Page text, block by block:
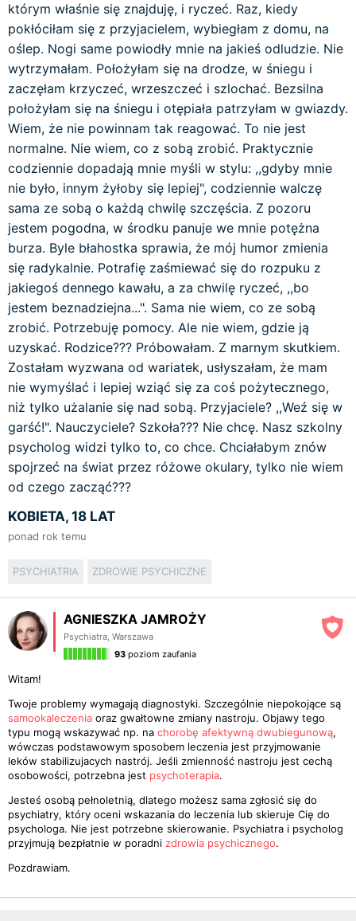
którym właśnie się znajduję, i ryczeć. Raz, kiedy
pokłóciłam się z przyjacielem, wybiegłam z domu, na
oślep. Nogi same powiodły mnie na jakieś odludzie. Nie
wytrzymałam. Położyłam się na drodze, w śniegu i
zaczęłam krzyczeć, wrzeszczeć i szlochać. Bezsilna
położyłam się na śniegu i otępiała patrzyłam w gwiazdy.
Wiem, że nie powinnam tak reagować. To nie jest
normalne. Nie wiem, co z sobą zrobić. Praktycznie
codziennie dopadają mnie myśli w stylu: ,,gdyby mnie
nie było, innym żyłoby się lepiej", codziennie walczę
sama ze sobą o każdą chwilę szczęścia. Z pozoru
jestem pogodna, w środku panuje we mnie potężna
burza. Byle błahostka sprawia, że mój humor zmienia
się radykalnie. Potrafię zaśmiewać się do rozpuku z
jakiegoś dennego kawału, a za chwilę ryczeć, ,,bo
jestem beznadziejna...". Sama nie wiem, co ze sobą
zrobić. Potrzebuję pomocy. Ale nie wiem, gdzie ją
uzyskać. Rodzice??? Próbowałam. Z marnym skutkiem.
Zostałam wyzwana od wariatek, usłyszałam, że mam
nie wymyślać i lepiej wziąć się za coś pożytecznego,
niż tylko użalanie się nad sobą. Przyjaciele? ,,Weź się w
garść!". Nauczyciele? Szkoła??? Nie chcę. Nasz szkolny
psycholog widzi tylko to, co chce. Chciałabym znów
spojrzeć na świat przez różowe okulary, tylko nie wiem
od czego zacząć???
KOBIETA, 18 LAT
ponad rok temu
PSYCHIATRIA ZDROWIE PSYCHICZNE
AGNIESZKA JAMROŻY
Psychiatra, Warszawa
93 poziom zaufania
Witam!
Twoje problemy wymagają diagnostyki. Szczególnie niepokojące są
samookaleczenia oraz gwałtowne zmiany nastroju. Objawy tego
typu mogą wskazywać np. na chorobę afektywną dwubiegunową,
wówczas podstawowym sposobem leczenia jest przyjmowanie
leków stabilizujacych nastrój. Jeśli zmienność nastroju jest cechą
osobowości, potrzebna jest psychoterapia.
Jesteś osobą pełnoletnią, dlatego możesz sama zgłosić się do
psychiatry, który oceni wskazania do leczenia lub skieruje Cię do
psychologa. Nie jest potrzebne skierowanie. Psychiatra i psycholog
przyjmują bezpłatnie w poradni zdrowia psychicznego.
Pozdrawiam.